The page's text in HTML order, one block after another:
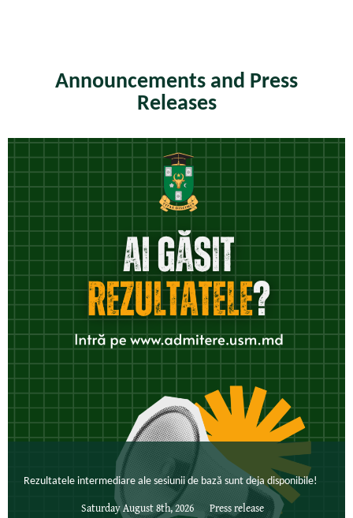
Announcements and Press
Releases
Rezultatele intermediare ale sesiunii de bază sunt deja disponibile!
Saturday August 8th, 2026 Press release